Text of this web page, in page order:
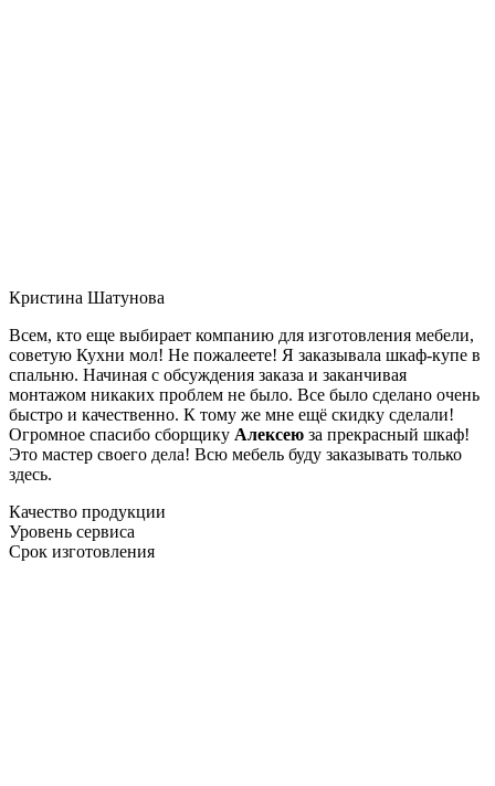
Кристина Шатунова
Всем, кто еще выбирает компанию для изготовления мебели,
советую Кухни мол! Не пожалеете! Я заказывала шкаф-купе в
спальню. Начиная с обсуждения заказа и заканчивая
монтажом никаких проблем не было. Все было сделано очень
быстро и качественно. К тому же мне ещё скидку сделали!
Огромное спасибо сборщику Алексею за прекрасный шкаф!
Это мастер своего дела! Всю мебель буду заказывать только
здесь.
Качество продукции
Уровень сервиса
Срок изготовления